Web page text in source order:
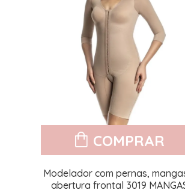
COMPRAR
Modelador com pernas,
abertura frontal 3019